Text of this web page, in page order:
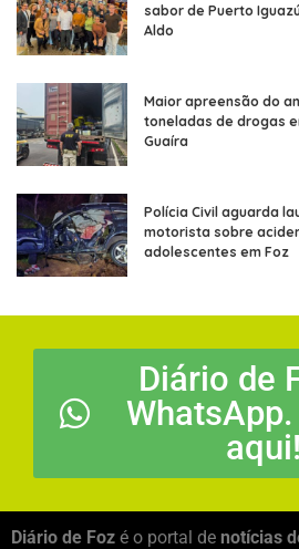
sabor de Puerto
Aldo
Maior apreensão do
toneladas de drogas
Guaíra
Polícia Civil aguarda
motorista sobre
adolescentes em Foz
Diário de
aqui!
Diário de Foz é o portal de notícias